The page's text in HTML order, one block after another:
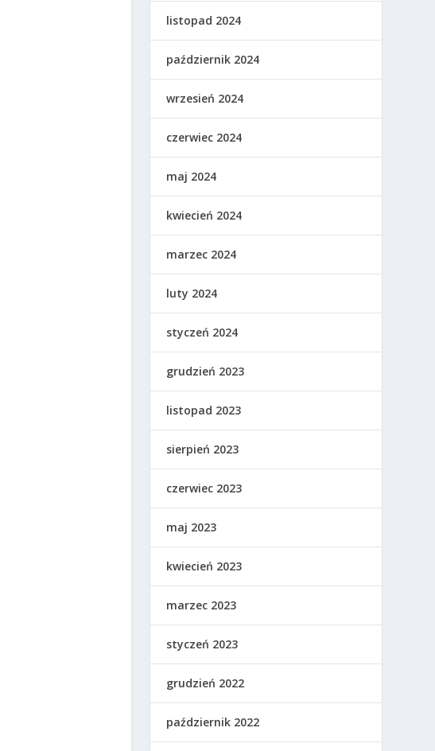
listopad 2024
październik 2024
wrzesień 2024
czerwiec 2024
maj 2024
kwiecień 2024
marzec 2024
luty 2024
styczeń 2024
grudzień 2023
listopad 2023
sierpień 2023
czerwiec 2023
maj 2023
kwiecień 2023
marzec 2023
styczeń 2023
grudzień 2022
październik 2022